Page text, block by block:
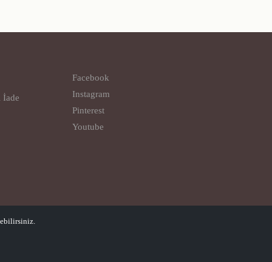
İade
Facebook
Instagram
Pinterest
Youtube